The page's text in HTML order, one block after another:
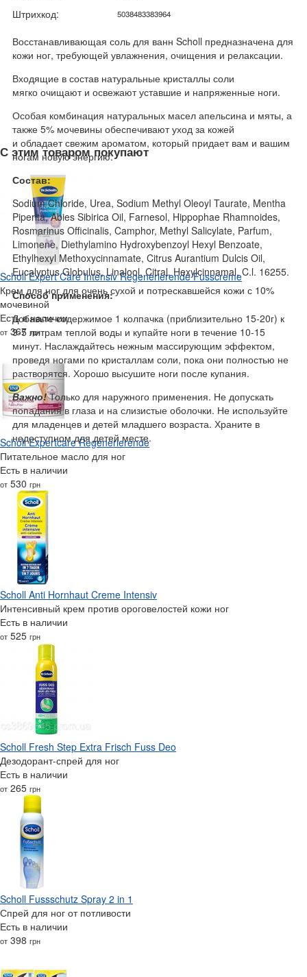
Штрихкод:
5038483383964
Восстанавливающая соль для ванн Scholl предназначена для
кожи ног, требующей увлажнения, очищения и релаксации.
Входящие в состав натуральные кристаллы соли
мягко очищают и освежают уставшие и напряженные ноги.
Особая комбинация натуральных масел апельсина и мяты, а
также 5% мочевины обеспечивают уход за кожей
и обладает свежим ароматом, который придает вам и вашим
ногам новую энергию.
Состав:
Sodium Chloride, Urea, Sodium Methyl Oleoyl Taurate, Mentha
Piperita, Abies Sibirica Oil, Farnesol, Hippophae Rhamnoides,
Rosmarinus Officinalis, Camphor, Methyl Salicylate, Parfum,
Limonene, Diethylamino Hydroxybenzoyl Hexyl Benzoate,
Ethylhexyl Methoxycinnamate, Citrus Aurantium Dulcis Oil,
Eucalyptus Globulus, Linalool, Citral, Hexylcinnamal, C.l. 16255.
Способ применения:
Добавьте содержимое 1 колпачка (приблизительно 15-20г) к
3-5 литрам теплой воды и купайте ноги в течение 10-15
минут. Наслаждайтесь нежным массирующим эффектом,
проведя ногами по кристаллам соли, пока они полностью не
растворятся. Хорошо высушите ноги после купания.
Важно!Только для наружного применения. Не допускать
попадания в глаза и на слизистые оболочки. Не используйте
для младенцев и детей младшего возраста. Храните в
недоступном для детей месте.
С этим товаром покупают
Scholl Expert Care Intensiv Regenerierende Fusscreme
Крем для ног для очень сухой и потрескавшейся кожи с 10%
мочевиной
Есть в наличии
от 367 грн
Scholl Expertcare Regenerierende
Питательное масло для ног
Есть в наличии
от 530 грн
Scholl Anti Hornhaut Creme Intensiv
Интенсивный крем против ороговелостей кожи ног
Есть в наличии
от 525 грн
Scholl Fresh Step Extra Frisch Fuss Deo
Дезодорант-спрей для ног
Есть в наличии
от 265 грн
Scholl Fussschutz Spray 2 in 1
Спрей для ног от потливости
Есть в наличии
от 398 грн